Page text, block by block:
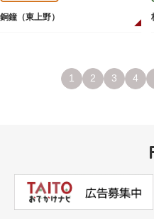
銅鐘（東上野）
1 2 3 4